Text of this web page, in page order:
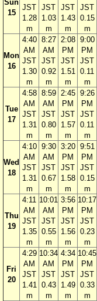
Sun
15
JST
1.28
m
JST
1.03
m
JST
1.43
m
JST
0.15
m
Mon
16
4:40
AM
JST
1.30
m
8:27
AM
JST
0.92
m
2:08
PM
JST
1.51
m
9:00
PM
JST
0.11
m
Tue
17
4:58
AM
JST
1.31
m
8:59
AM
JST
0.80
m
2:45
PM
JST
1.57
m
9:26
PM
JST
0.11
m
Wed
18
4:10
AM
JST
1.31
m
9:30
AM
JST
0.67
m
3:20
PM
JST
1.58
m
9:51
PM
JST
0.15
m
Thu
19
4:11
AM
JST
1.35
m
10:01
AM
JST
0.55
m
3:56
PM
JST
1.56
m
10:17
PM
JST
0.23
m
Fri
20
4:29
AM
JST
1.41
m
10:34
AM
JST
0.43
m
4:34
PM
JST
1.49
m
10:45
PM
JST
0.33
m